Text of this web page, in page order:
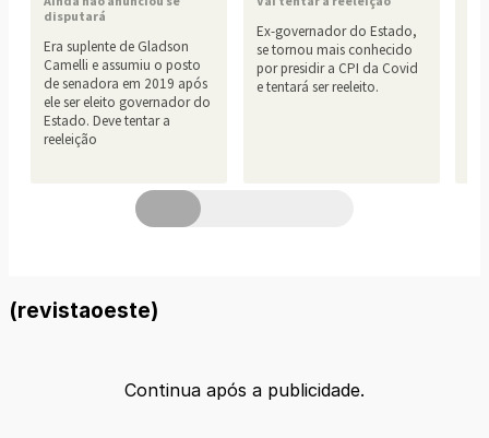
(revistaoeste)
Continua após a publicidade.